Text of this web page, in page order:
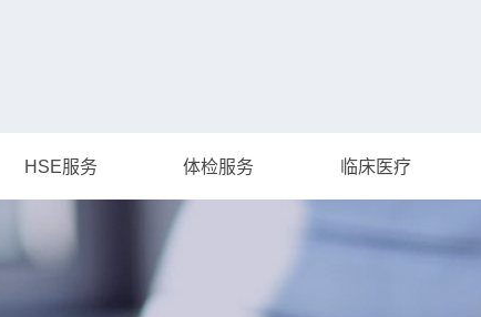
HSE服务 体检服务 临床医疗